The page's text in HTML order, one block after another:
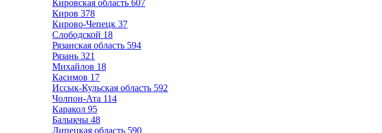
Кировская область 607
Киров 378
Кирово-Чепецк 37
Слободской 18
Рязанская область 594
Рязань 321
Михайлов 18
Касимов 17
Иссык-Кульская область 592
Чолпон-Ата 114
Каракол 95
Балыкчы 48
Липецкая область 590